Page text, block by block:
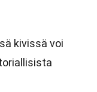
kivissä voi